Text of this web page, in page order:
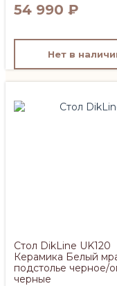
54 990 ₽
Нет в
Стол DikLine UK120
Керамика Белый
подстолье черное/
черные